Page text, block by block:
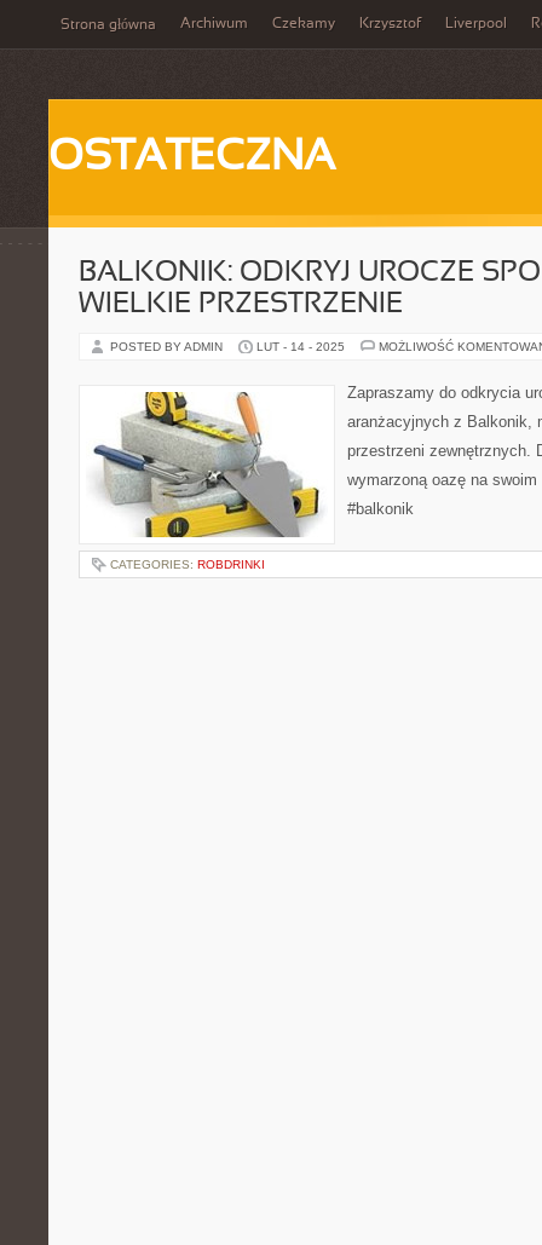
Strona główna Archiwum Czekamy Krzysztof Liverpool
OSTATECZNA
BALKONIK: ODKRYJ UROCZE
WIELKIE PRZESTRZENIE
POSTED BY ADMIN LUT - 14 - 2025 MOŻLIWOŚĆ
Zapraszamy do odkrycia
aranżacyjnych z Balkonik,
przestrzeni zewnętrznych.
wymarzoną oazę na
#balkonik
CATEGORIES: ROBDRINKI